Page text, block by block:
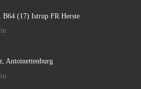
(17) Istrup FR Herste
Antoinettenburg